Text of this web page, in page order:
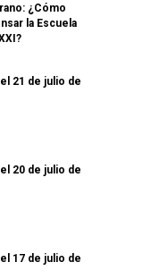
¿Cómo
la Escuela
21 de julio de
20 de julio de
17 de julio de